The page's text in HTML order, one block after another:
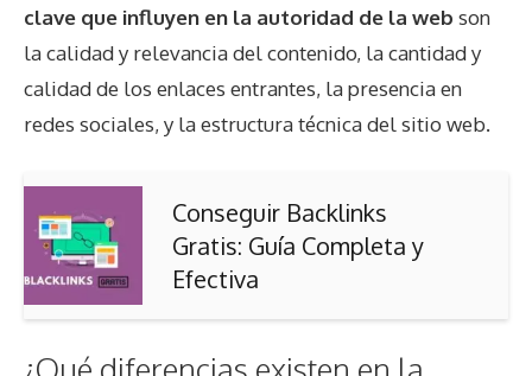
clave que influyen en la autoridad de la web son
la calidad y relevancia del contenido, la cantidad y
calidad de los enlaces entrantes, la presencia en
redes sociales, y la estructura técnica del sitio web.
Conseguir Backlinks
Gratis: Guía Completa y
Efectiva